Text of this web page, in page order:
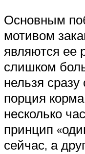
Основным
мотивом
являются ее
слишком
нельзя сразу
порция
несколько
принцип
сейчас, а